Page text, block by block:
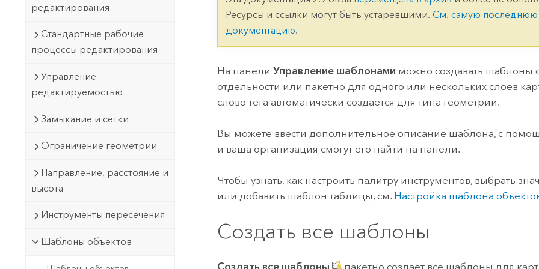
Фундаментальная система для
Технология Developer
приложений и приложений
пространственного анализа
Все отрасли
технологий
редактирования
Стандартные рабочие
процессы редактирования
Управление
редактируемостью
Замыкание и сетки
Ограничение геометрии
Направление, расстояние и
высота
Инструменты пересечения
Шаблоны объектов
Ресурсы и ссылки могут быть устаревшими.См. самую последнюю
документацию.
На панелиУправление шаблонами можно создавать шаблоны
отдельности или пакетно для одного или нескольких слоев
слово тега автоматически создается для типа геометрии.
Вы можете ввести дополнительное описание шаблона, с
и ваша организация смогут его найти на панели.
Чтобы узнать, как настроить палитру инструментов, выбрать
или добавить шаблон таблицы, см. Настройка шаблона
Создать все шаблоны
Создать все шаблоны
пакетно создает все шаблоны для